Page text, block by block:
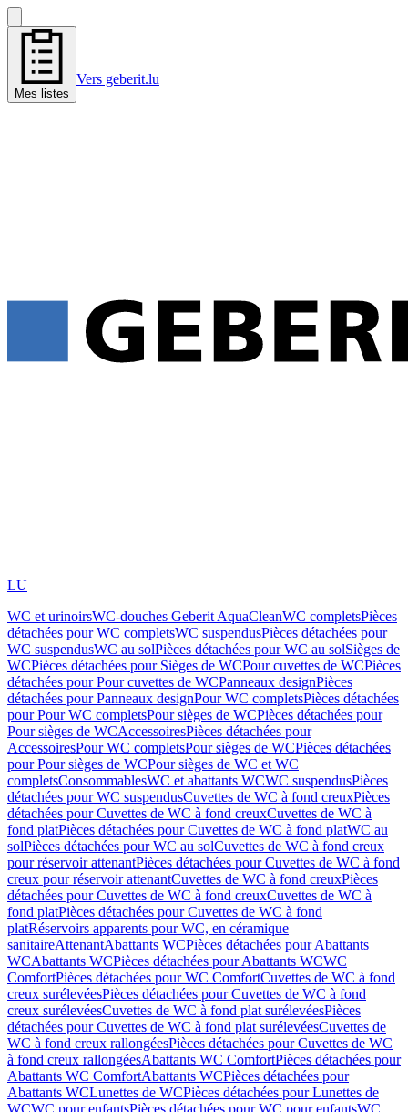
Mes listes
Vers geberit.lu
LU
WC et urinoirsWC-douches Geberit AquaCleanWC completsPièces
détachées pour WC completsWC suspendusPièces détachées pour
WC suspendusWC au solPièces détachées pour WC au solSièges de
WCPièces détachées pour Sièges de WCPour cuvettes de WCPièces
détachées pour Pour cuvettes de WCPanneaux designPièces
détachées pour Panneaux designPour WC completsPièces détachées
pour Pour WC completsPour sièges de WCPièces détachées pour
Pour sièges de WCAccessoiresPièces détachées pour
AccessoiresPour WC completsPour sièges de WCPièces détachées
pour Pour sièges de WCPour sièges de WC et WC
completsConsommablesWC et abattants WCWC suspendusPièces
détachées pour WC suspendusCuvettes de WC à fond creuxPièces
détachées pour Cuvettes de WC à fond creuxCuvettes de WC à
fond platPièces détachées pour Cuvettes de WC à fond platWC au
solPièces détachées pour WC au solCuvettes de WC à fond creux
pour réservoir attenantPièces détachées pour Cuvettes de WC à fond
creux pour réservoir attenantCuvettes de WC à fond creuxPièces
détachées pour Cuvettes de WC à fond creuxCuvettes de WC à
fond platPièces détachées pour Cuvettes de WC à fond
platRéservoirs apparents pour WC, en céramique
sanitaireAttenantAbattants WCPièces détachées pour Abattants
WCAbattants WCPièces détachées pour Abattants WCWC
ComfortPièces détachées pour WC ComfortCuvettes de WC à fond
creux surélevéesPièces détachées pour Cuvettes de WC à fond
creux surélevéesCuvettes de WC à fond plat surélevéesPièces
détachées pour Cuvettes de WC à fond plat surélevéesCuvettes de
WC à fond creux rallongéesPièces détachées pour Cuvettes de WC
à fond creux rallongéesAbattants WC ComfortPièces détachées pour
Abattants WC ComfortAbattants WCPièces détachées pour
Abattants WCLunettes de WCPièces détachées pour Lunettes de
WCWC pour enfantsPièces détachées pour WC pour enfantsWC